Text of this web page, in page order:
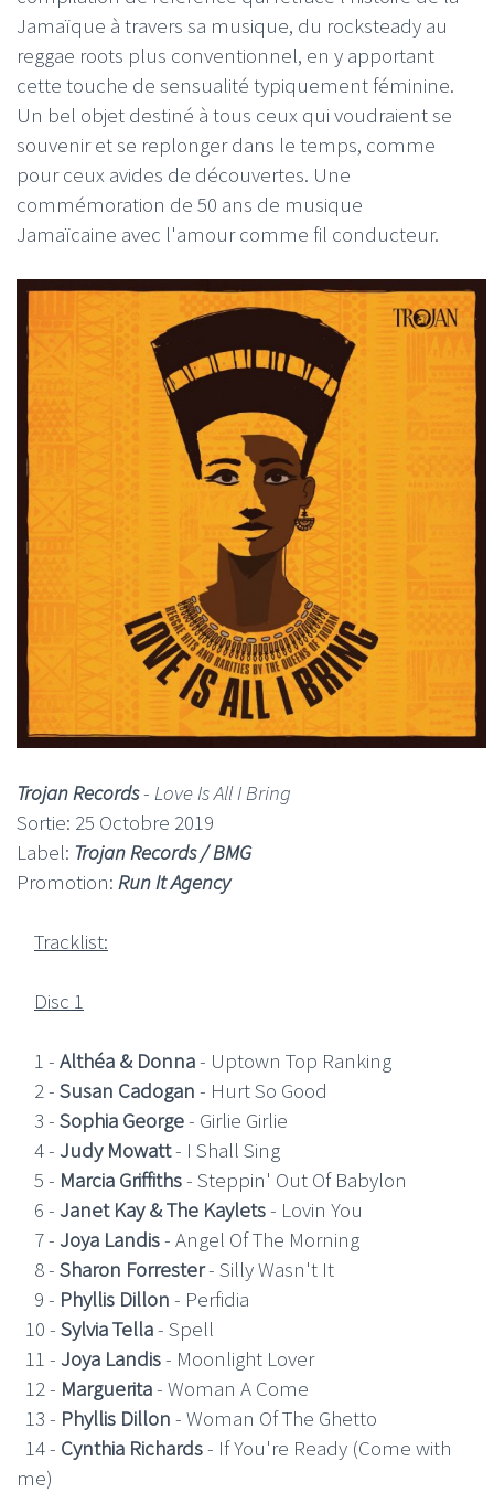
Jamaïque à travers sa musique, du rocksteady au
reggae roots plus conventionnel, en y apportant
cette touche de sensualité typiquement féminine.
Un bel objet destiné à tous ceux qui voudraient se
souvenir et se replonger dans le temps, comme
pour ceux avides de découvertes. Une
commémoration de 50 ans de musique
Jamaïcaine avec l'amour comme fil conducteur.
Trojan Records- Love Is All I Bring
Sortie: 25 Octobre 2019
Label: Trojan Records / BMG
Promotion: Run It Agency
Tracklist:
Disc 1
1 - Althéa & Donna- Uptown Top Ranking
2 - Susan Cadogan - Hurt So Good
3 - Sophia George- Girlie Girlie
4 - Judy Mowatt- I Shall Sing
5 - Marcia Griffiths- Steppin' Out Of Babylon
6 - Janet Kay & The Kaylets- Lovin You
7 - Joya Landis- Angel Of The Morning
8 - Sharon Forrester- Silly Wasn't It
9 - Phyllis Dillon - Perfidia
10 - Sylvia Tella- Spell
11 - Joya Landis- Moonlight Lover
12 - Marguerita- Woman A Come
13 - Phyllis Dillon - Woman Of The Ghetto
14 - Cynthia Richards- If You're Ready (Come with
me)